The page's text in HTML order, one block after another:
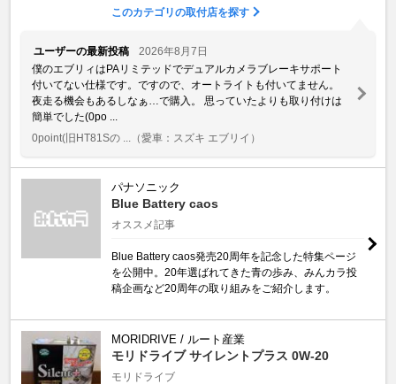
このカテゴリの取付店を探す
ユーザーの最新投稿
2026年8月7日
僕のエブリィはPAリミテッドでデュアルカメラブレーキサポート
付いてない仕様です。ですので、オートライトも付いてません。
夜走る機会もあるしなぁ…で購入。 思っていたよりも取り付けは
簡単でした(0po ...
0point(旧HT81Sの ...
（愛車：スズキ エブリイ）
パナソニック
Blue Battery caos
オススメ記事
Blue Battery caos発売20周年を記念した特集ページ
を公開中。20年選ばれてきた青の歩み、みんカラ投
稿企画など20周年の取り組みをご紹介します。
MORIDRIVE / ルート産業
モリドライブ サイレントプラス 0W-20
モリドライブ